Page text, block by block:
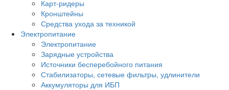
Карт-ридеры
Кронштейны
Средства ухода за техникой
Электропитание
Электропитание
Зарядные устройства
Источники бесперебойного питания
Стабилизаторы, сетевые фильтры, удлинители
Аккумуляторы для ИБП